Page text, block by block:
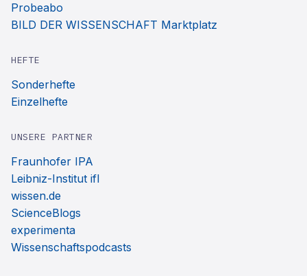
Probeabo
BILD DER WISSENSCHAFT Marktplatz
HEFTE
Sonderhefte
Einzelhefte
UNSERE PARTNER
Fraunhofer IPA
Leibniz-Institut ifl
wissen.de
ScienceBlogs
experimenta
Wissenschaftspodcasts